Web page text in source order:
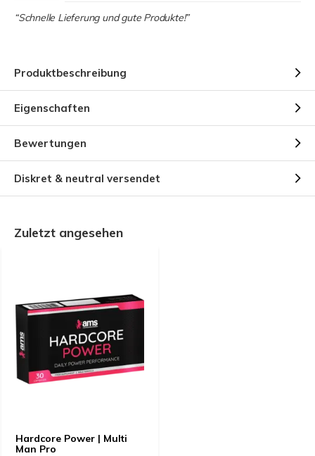
“Schnelle Lieferung und gute Produkte!”
Produktbeschreibung
Eigenschaften
Bewertungen
Diskret & neutral versendet
Zuletzt angesehen
Hardcore Power | Multi
Man Pro